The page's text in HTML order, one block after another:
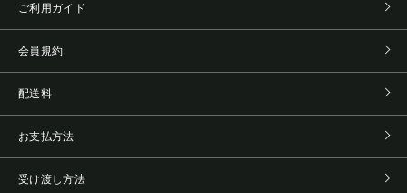
ご利用ガイド
会員規約
配送料
お支払方法
受け渡し方法